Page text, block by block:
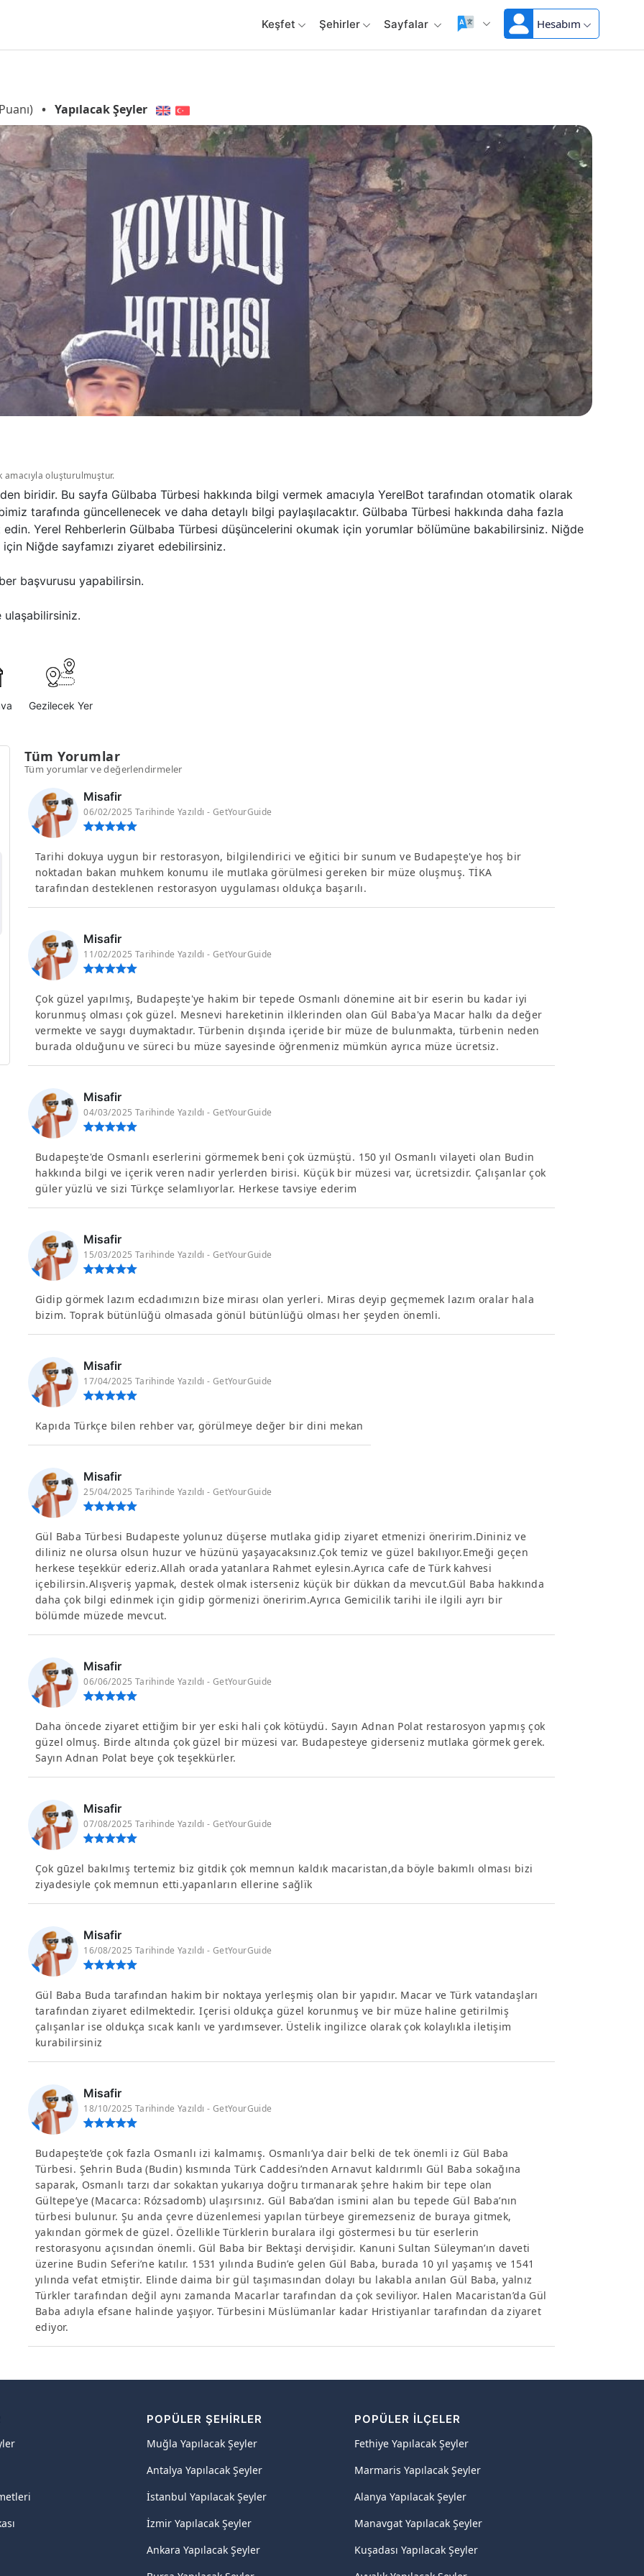
Keşfet Şehirler Sayfalar Hesabım
• Yapılacak Şeyler
oluşturulmuştur.
biridir. Bu sayfa Gülbaba Türbesi hakkında bilgi vermek amacıyla YerelBot tarafından otomatik olarak
tarafında güncellenecek ve daha detaylı bilgi paylaşılacaktır. Gülbaba Türbesi hakkında daha fazla
Yerel Rehberlerin Gülbaba Türbesi düşüncelerini okumak için yorumlar bölümüne bakabilirsiniz. Niğde
Niğde sayfamızı ziyaret edebilirsiniz.
başvurusu yapabilirsin.
ulaşabilirsiniz.
Gezilecek Yer
Tüm Yorumlar
Tüm yorumlar ve değerlendirmeler
Misafir
06/02/2025 Tarihinde Yazıldı - GetYourGuide
Tarihi dokuya uygun bir restorasyon, bilgilendirici ve eğitici bir sunum ve Budapeşte'ye hoş bir
noktadan bakan muhkem konumu ile mutlaka görülmesi gereken bir müze oluşmuş. TİKA
tarafından desteklenen restorasyon uygulaması oldukça başarılı.
Misafir
11/02/2025 Tarihinde Yazıldı - GetYourGuide
Çok güzel yapılmış, Budapeşte'ye hakim bir tepede Osmanlı dönemine ait bir eserin bu kadar iyi
korunmuş olması çok güzel. Mesnevi hareketinin ilklerinden olan Gül Baba'ya Macar halkı da değer
vermekte ve saygı duymaktadır. Türbenin dışında içeride bir müze de bulunmakta, türbenin neden
burada olduğunu ve süreci bu müze sayesinde öğrenmeniz mümkün ayrıca müze ücretsiz.
Misafir
04/03/2025 Tarihinde Yazıldı - GetYourGuide
Budapeşte'de Osmanlı eserlerini görmemek beni çok üzmüştü. 150 yıl Osmanlı vilayeti olan Budin
hakkında bilgi ve içerik veren nadir yerlerden birisi. Küçük bir müzesi var, ücretsizdir. Çalışanlar çok
güler yüzlü ve sizi Türkçe selamlıyorlar. Herkese tavsiye ederim
Misafir
15/03/2025 Tarihinde Yazıldı - GetYourGuide
Gidip görmek lazım ecdadımızın bize mirası olan yerleri. Miras deyip geçmemek lazım oralar hala
bizim. Toprak bütünlüğü olmasada gönül bütünlüğü olması her şeyden önemli.
Misafir
17/04/2025 Tarihinde Yazıldı - GetYourGuide
Kapıda Türkçe bilen rehber var, görülmeye değer bir dini mekan
Misafir
25/04/2025 Tarihinde Yazıldı - GetYourGuide
Gül Baba Türbesi Budapeste yolunuz düşerse mutlaka gidip ziyaret etmenizi öneririm.Dininiz ve
diliniz ne olursa olsun huzur ve hüzünü yaşayacaksınız.Çok temiz ve güzel bakılıyor.Emeği geçen
herkese teşekkür ederiz.Allah orada yatanlara Rahmet eylesin.Ayrıca cafe de Türk kahvesi
içebilirsin.Alışveriş yapmak, destek olmak isterseniz küçük bir dükkan da mevcut.Gül Baba hakkında
daha çok bilgi edinmek için gidip görmenizi öneririm.Ayrıca Gemicilik tarihi ile ilgili ayrı bir
bölümde müzede mevcut.
Misafir
06/06/2025 Tarihinde Yazıldı - GetYourGuide
Daha öncede ziyaret ettiğim bir yer eski hali çok kötüydü. Sayın Adnan Polat restarosyon yapmış çok
güzel olmuş. Birde altında çok güzel bir müzesi var. Budapesteye giderseniz mutlaka görmek gerek.
Sayın Adnan Polat beye çok teşekkürler.
Misafir
07/08/2025 Tarihinde Yazıldı - GetYourGuide
Çok gūzel bakılmış tertemiz biz gitdik çok memnun kaldık macaristan,da böyle bakımlı olması bizi
ziyadesiyle çok memnun etti.yapanların ellerine sağlïk
Misafir
16/08/2025 Tarihinde Yazıldı - GetYourGuide
Gül Baba Buda tarafından hakim bir noktaya yerleşmiş olan bir yapıdır. Macar ve Türk vatandaşları
tarafından ziyaret edilmektedir. Içerisi oldukça güzel korunmuş ve bir müze haline getirilmiş
çalışanlar ise oldukça sıcak kanlı ve yardımsever. Üstelik ingilizce olarak çok kolaylıkla iletişim
kurabilirsiniz
Misafir
18/10/2025 Tarihinde Yazıldı - GetYourGuide
Budapeşte’de çok fazla Osmanlı izi kalmamış. Osmanlı’ya dair belki de tek önemli iz Gül Baba
Türbesi. Şehrin Buda (Budin) kısmında Türk Caddesi’nden Arnavut kaldırımlı Gül Baba sokağına
saparak, Osmanlı tarzı dar sokaktan yukarıya doğru tırmanarak şehre hakim bir tepe olan
Gültepe’ye (Macarca: Rózsadomb) ulaşırsınız. Gül Baba’dan ismini alan bu tepede Gül Baba’nın
türbesi bulunur. Şu anda çevre düzenlemesi yapılan türbeye giremezseniz de buraya gitmek,
yakından görmek de güzel. Özellikle Türklerin buralara ilgi göstermesi bu tür eserlerin
restorasyonu açısından önemli. Gül Baba bir Bektaşi dervişidir. Kanuni Sultan Süleyman’ın daveti
üzerine Budin Seferi’ne katılır. 1531 yılında Budin’e gelen Gül Baba, burada 10 yıl yaşamış ve 1541
yılında vefat etmiştir. Elinde daima bir gül taşımasından dolayı bu lakabla anılan Gül Baba, yalnız
Türkler tarafından değil aynı zamanda Macarlar tarafından da çok seviliyor. Halen Macaristan’da Gül
Baba adıyla efsane halinde yaşıyor. Türbesini Müslümanlar kadar Hristiyanlar tarafından da ziyaret
ediyor.
POPÜLER ŞEHIRLER
Muğla Yapılacak Şeyler
Antalya Yapılacak Şeyler
İstanbul Yapılacak Şeyler
İzmir Yapılacak Şeyler
Ankara Yapılacak Şeyler
POPÜLER İLÇELER
Fethiye Yapılacak Şeyler
Marmaris Yapılacak Şeyler
Alanya Yapılacak Şeyler
Manavgat Yapılacak Şeyler
Kuşadası Yapılacak Şeyler